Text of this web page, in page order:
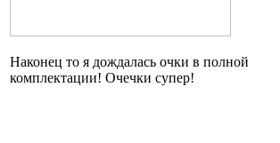
Наконец то я дождалась очки в полной
комплектации! Очечки супер!